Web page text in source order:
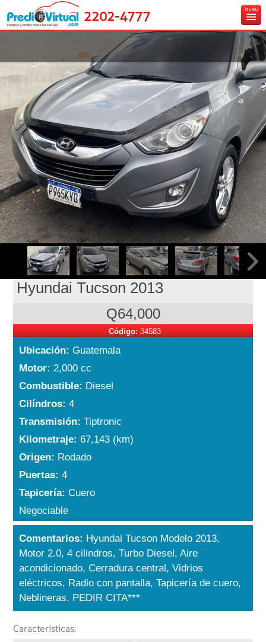
2202-4777
Ingresa tu vehículo gratis
Carros en venta
Créditos y Seguros
Contáctanos
Hyundai Tucson 2013
Q64,000
Código:34583
Ubicación:Guatemala
Motor:2,000 cc
Combustible: Diesel
Cilíndros:4
Transmisión:Tiptronic
Kilometraje:67,143 (km)
Origen: Rodado
Puertas:4
Tapicería:Cuero
Negociable
Comentarios: Hyundai Tucson Modelo 2013,
Motor 2.0, 4 cilindros, Turbo Diesel, Aire
acondicionado, Cerradura central, Vidrios
eléctricos, Radio con pantalla, Tapicería de cuero,
Neblineras. PEDIR CITA***
Características: